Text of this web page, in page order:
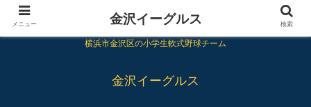
横浜市金沢区の小学生軟式野球チーム
金沢イーグルス
メニュー 金沢イーグルス 検索